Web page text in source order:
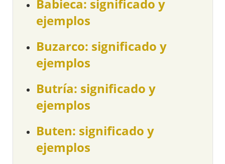
Babieca: significado y
ejemplos
Buzarco: significado y
ejemplos
Butría: significado y
ejemplos
Buten: significado y
ejemplos